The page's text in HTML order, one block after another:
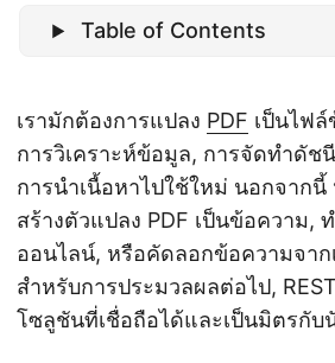
Table of Contents
เรามักต้องการแปลง PDF เป็นไฟ
การวิเคราะห์ข้อมูล, การจัดทำดัช
การนำเนื้อหาไปใช้ใหม่ นอกจาก
สร้างตัวแปลง PDF เป็นข้อความ,
ออนไลน์, หรือคัดลอกข้อความจาก
สำหรับการประมวลผลต่อไป,
โซลูชันที่เชื่อถือได้และเป็นมิตรกั